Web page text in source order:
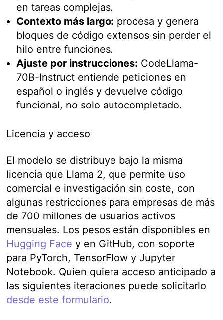
en tareas complejas.
Contexto más largo: procesa y genera
bloques de código extensos sin perder el
hilo entre funciones.
Ajuste por instrucciones: CodeLlama-
70B-Instruct entiende peticiones en
español o inglés y devuelve código
funcional, no solo autocompletado.
Licencia y acceso
El modelo se distribuye bajo la misma
licencia que Llama 2, que permite uso
comercial e investigación sin coste, con
algunas restricciones para empresas de más
de 700 millones de usuarios activos
mensuales. Los pesos están disponibles en
Hugging Face y en GitHub, con soporte
para PyTorch, TensorFlow y Jupyter
Notebook. Quien quiera acceso anticipado a
las siguientes iteraciones puede solicitarlo
desde este formulario.